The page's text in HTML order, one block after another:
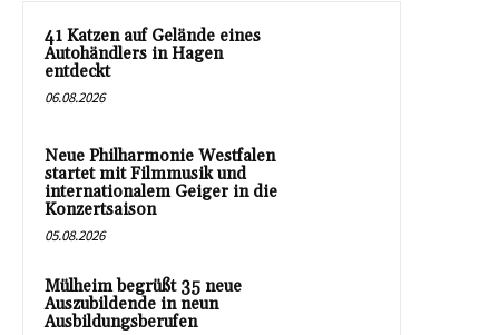
41 Katzen auf Gelände eines
Autohändlers in Hagen
entdeckt
06.08.2026
Neue Philharmonie Westfalen
startet mit Filmmusik und
internationalem Geiger in die
Konzertsaison
05.08.2026
Mülheim begrüßt 35 neue
Auszubildende in neun
Ausbildungsberufen